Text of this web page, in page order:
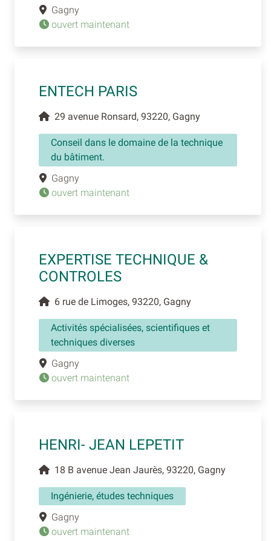
Gagny
ouvert maintenant
ENTECH PARIS
29 avenue Ronsard, 93220, Gagny
Conseil dans le domaine de la technique
du bâtiment.
Gagny
ouvert maintenant
EXPERTISE TECHNIQUE &
CONTROLES
6 rue de Limoges, 93220, Gagny
Activités spécialisées, scientifiques et
techniques diverses
Gagny
ouvert maintenant
HENRI- JEAN LEPETIT
18 B avenue Jean Jaurès, 93220, Gagny
Ingénierie, études techniques
Gagny
ouvert maintenant